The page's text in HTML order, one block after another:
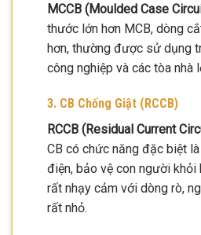
MCCB (Moulded Case
thước lớn hơn MCB, dòng
hơn, thường được sử dụng
công nghiệp và các tòa nhà
3. CB Chống Giật (RCCB)
RCCB (Residual Current
CB có chức năng đặc biệt
điện, bảo vệ con người khỏi
rất nhạy cảm với dòng rò,
rất nhỏ.